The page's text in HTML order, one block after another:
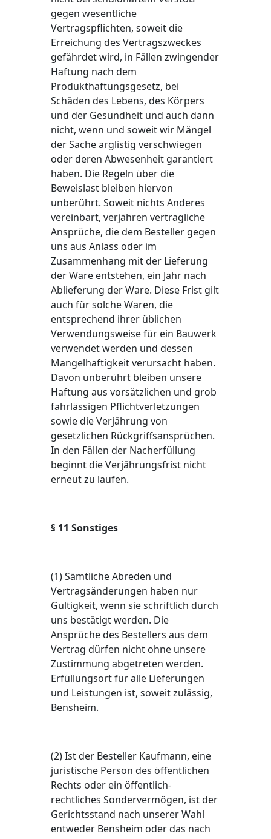
gegen wesentliche
Vertragspflichten, soweit die
Erreichung des Vertragszweckes
gefährdet wird, in Fällen zwingender
Haftung nach dem
Produkthaftungsgesetz, bei
Schäden des Lebens, des Körpers
und der Gesundheit und auch dann
nicht, wenn und soweit wir Mängel
der Sache arglistig verschwiegen
oder deren Abwesenheit garantiert
haben. Die Regeln über die
Beweislast bleiben hiervon
unberührt. Soweit nichts Anderes
vereinbart, verjähren vertragliche
Ansprüche, die dem Besteller gegen
uns aus Anlass oder im
Zusammenhang mit der Lieferung
der Ware entstehen, ein Jahr nach
Ablieferung der Ware. Diese Frist gilt
auch für solche Waren, die
entsprechend ihrer üblichen
Verwendungsweise für ein Bauwerk
verwendet werden und dessen
Mangelhaftigkeit verursacht haben.
Davon unberührt bleiben unsere
Haftung aus vorsätzlichen und grob
fahrlässigen Pflichtverletzungen
sowie die Verjährung von
gesetzlichen Rückgriffsansprüchen.
In den Fällen der Nacherfüllung
beginnt die Verjährungsfrist nicht
erneut zu laufen.
§ 11 Sonstiges
(1) Sämtliche Abreden und
Vertragsänderungen haben nur
Gültigkeit, wenn sie schriftlich durch
uns bestätigt werden. Die
Ansprüche des Bestellers aus dem
Vertrag dürfen nicht ohne unsere
Zustimmung abgetreten werden.
Erfüllungsort für alle Lieferungen
und Leistungen ist, soweit zulässig,
Bensheim.
(2) Ist der Besteller Kaufmann, eine
juristische Person des öffentlichen
Rechts oder ein öffentlich-
rechtliches Sondervermögen, ist der
Gerichtsstand nach unserer Wahl
entweder Bensheim oder das nach